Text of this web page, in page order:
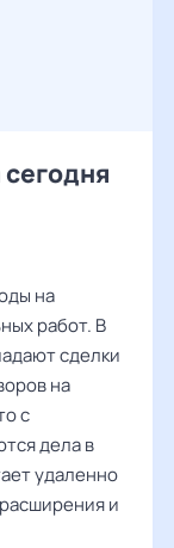
на
работ. В
сделки
на
с
дела в
удаленно
и